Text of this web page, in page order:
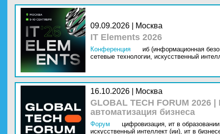
09.09.2026 | Москва
IT Elements 2026
Конференция
иб (информационная
сетевые технологии, искусственный
16.10.2026 | Москва
GLOBAL TECH FORUM
автоматизация бизнеса
Форум цифровизация, ит в
искусственный интеллект (ии), ит в